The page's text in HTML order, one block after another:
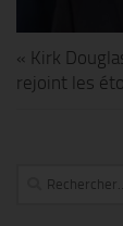
« Kirk
rejoint les
Rechercher :